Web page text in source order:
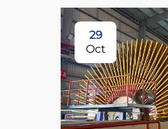
29
Oct